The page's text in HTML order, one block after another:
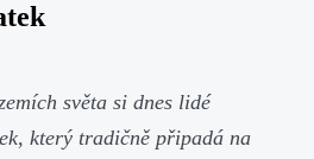
světa si dnes lidé
který tradičně připadá na